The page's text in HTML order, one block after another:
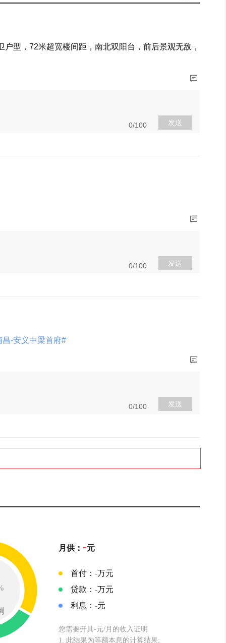
型，72米超宽楼间距，南北双阳台，前后景观无敌，
0/100 发送
0/100 发送
-安义中梁首府#
0/100 发送
月供： -元
首付： -万元
贷款： -万元
利息： -元
您需要开具-元/月的收入证明
1. 此结果为等额本息的计算结果;